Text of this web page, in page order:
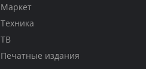
Маркет
Техника
ТВ
Печатные издания